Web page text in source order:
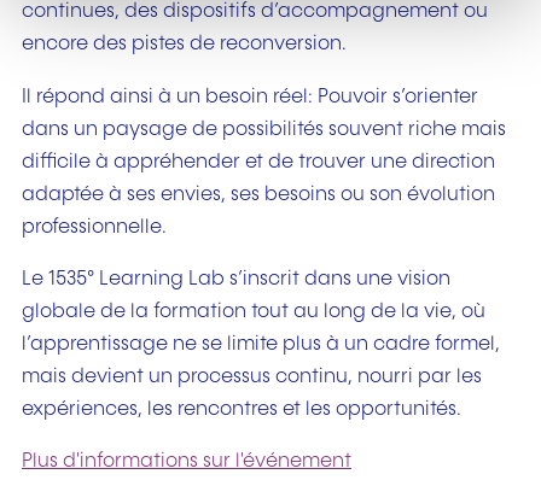
continues, des dispositifs d’accompagnement ou
encore des pistes de reconversion.
Il répond ainsi à un besoin réel: Pouvoir s’orienter
dans un paysage de possibilités souvent riche mais
difficile à appréhender et de trouver une direction
adaptée à ses envies, ses besoins ou son évolution
professionnelle.
Le 1535° Learning Lab s’inscrit dans une vision
globale de la formation tout au long de la vie, où
l’apprentissage ne se limite plus à un cadre formel,
mais devient un processus continu, nourri par les
expériences, les rencontres et les opportunités.
Plus d'informations sur l'événement